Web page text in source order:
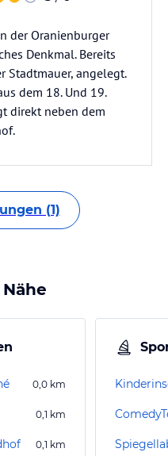
der Oranienburger
Denkmal. Bereits
Stadtmauer, angelegt.
dem 18. Und 19.
direkt neben dem
(1)
0,0 km
0,1 km
0,1 km